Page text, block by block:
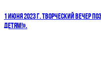
1 ИЮНЯ 2023 Г. ТВОРЧЕСКИЙ ВЕЧЕР
ДЕТЯМ!».